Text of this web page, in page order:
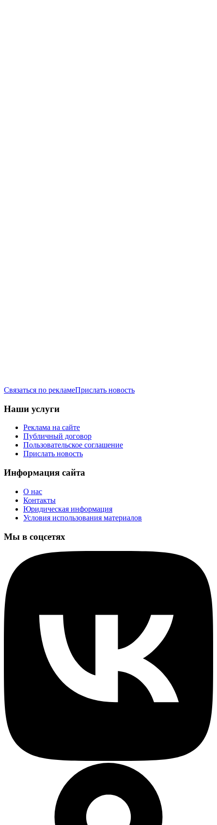
Связаться по рекламеПрислать новость
Наши услуги
Реклама на сайте
Публичный договор
Пользовательское соглашение
Прислать новость
Информация сайта
О нас
Контакты
Юридическая информация
Условия использования материалов
Мы в соцсетях